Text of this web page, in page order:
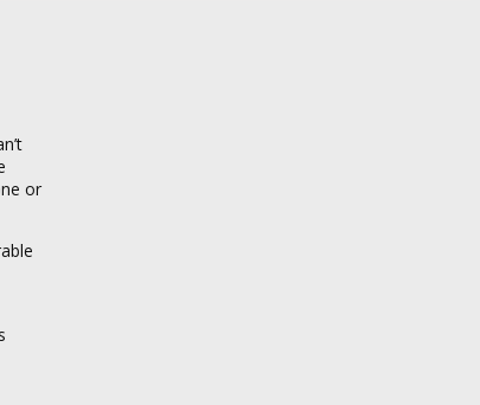
or